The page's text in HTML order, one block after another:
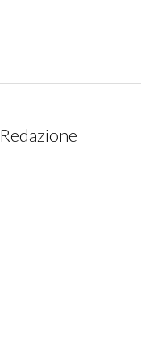
Redazione